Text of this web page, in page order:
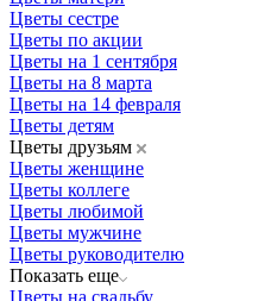
Цветы сестре
Цветы по акции
Цветы на 1 сентября
Цветы на 8 марта
Цветы на 14 февраля
Цветы детям
Цветы друзьям
Цветы женщине
Цветы коллеге
Цветы любимой
Цветы мужчине
Цветы руководителю
Показать еще
Цветы на свадьбу